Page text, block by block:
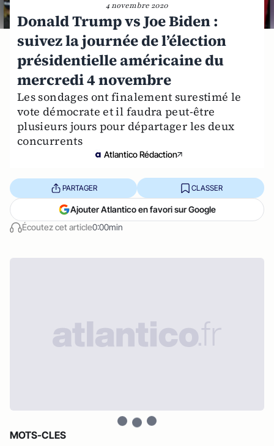
4 novembre 2020
Donald Trump vs Joe Biden :
suivez la journée de l’élection
présidentielle américaine du
mercredi 4 novembre
Les sondages ont finalement surestimé le
vote démocrate et il faudra peut-être
plusieurs jours pour départager les deux
concurrents
Atlantico Rédaction
Écoutez cet article0:00min
PARTAGER CLASSER
Ajouter Atlantico en favori sur Google
MOTS-CLES